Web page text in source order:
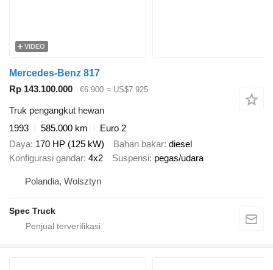
VIDEO
Mercedes-Benz 817
Rp 143.100.000
€6.900 ≈ US$7.925
Truk pengangkut hewan
1993
585.000 km
Euro 2
Daya 170 HP (125 kW) Bahan bakar diesel
Konfigurasi gandar 4x2 Suspensi pegas/udara
Polandia, Wolsztyn
Spec Truck